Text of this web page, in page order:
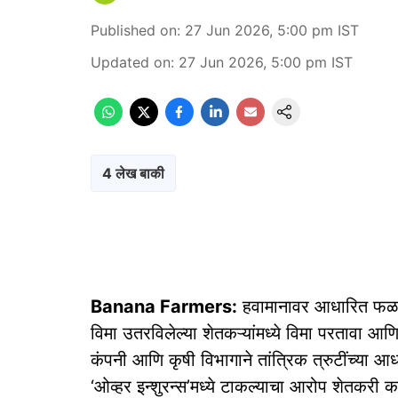
Published on: 27 Jun 2026, 5:00 pm IST
Updated on: 27 Jun 2026, 5:00 pm IST
4 लेख बाकी
Banana Farmers: हवामानावर आधारित
विमा उतरविलेल्या शेतकऱ्यांमध्ये विमा परतावा
कंपनी आणि कृषी विभागाने तांत्रिक त्रुटींच्या
‘ओव्हर इन्शुरन्स’मध्ये टाकल्याचा आरोप शेतकरी